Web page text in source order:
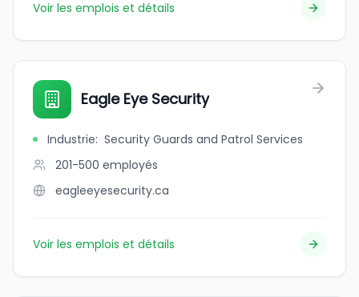
Voir les emplois et détails
Eagle Eye Security
Industrie: Security Guards and Patrol Services
201-500 employés
eagleeyesecurity.ca
Voir les emplois et détails